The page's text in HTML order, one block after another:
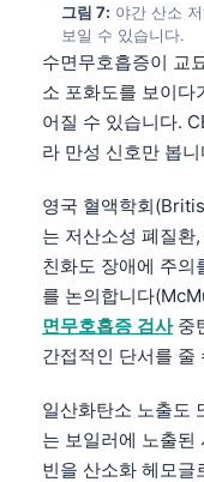
그림 7: 야간 산소
보일 수 있습니다.
수면무호흡증이 교
소 포화도를 보이다
어질 수 있습니다.
라 만성 신호만 봅니
영국 혈액학회
는 저산소성 폐질환
친화도 장애에 주의
를 논의합니다
면무호흡증 검사중
간접적인 단서를 줄
일산화탄소 노출도
는 보일러에 노출된
빈을 산소화 헤모글
Монгол
ພາສາລາວ
Cebuano
ئۇيغۇرچە
Кыргызча
Татар теле
Esperanto
Frysk
Ślōnskŏ
Norsk bokmål